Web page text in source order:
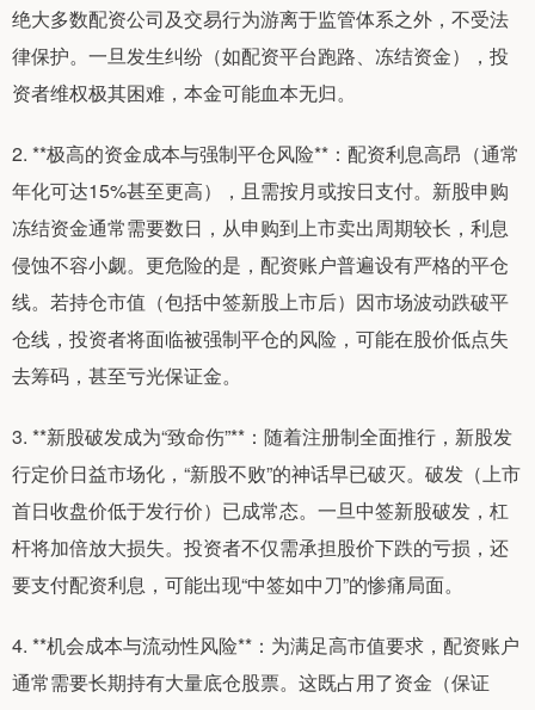
绝大多数配资公司及交易行为游离于监管体系之外，不受法
律保护。一旦发生纠纷（如配资平台跑路、冻结资金），投
资者维权极其困难，本金可能血本无归。
2. **极高的资金成本与强制平仓风险**：配资利息高昂（通常
年化可达15%甚至更高），且需按月或按日支付。新股申购
冻结资金通常需要数日，从申购到上市卖出周期较长，利息
侵蚀不容小觑。更危险的是，配资账户普遍设有严格的平仓
线。若持仓市值（包括中签新股上市后）因市场波动跌破平
仓线，投资者将面临被强制平仓的风险，可能在股价低点失
去筹码，甚至亏光保证金。
3. **新股破发成为“致命伤”**：随着注册制全面推行，新股发
行定价日益市场化，“新股不败”的神话早已破灭。破发（上市
首日收盘价低于发行价）已成常态。一旦中签新股破发，杠
杆将加倍放大损失。投资者不仅需承担股价下跌的亏损，还
要支付配资利息，可能出现“中签如中刀”的惨痛局面。
4. **机会成本与流动性风险**：为满足高市值要求，配资账户
通常需要长期持有大量底仓股票。这既占用了资金（保证